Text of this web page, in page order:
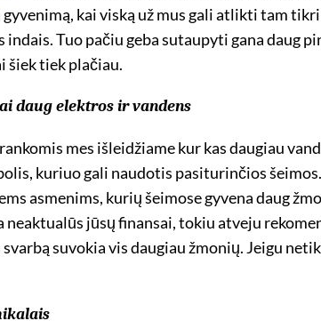
kai viską už mus gali atlikti tam
Tuo pačiu geba sutaupyti gana daug
šiek tiek plačiau.
daug elektros ir vandens
mes išleidžiame kur kas daugiau
kuriuo gali naudotis pasiturinčios
asmenims, kurių šeimose gyvena daug
neaktualūs jūsų finansai, tokiu atveju
suvokia vis daugiau žmonių. Jeigu